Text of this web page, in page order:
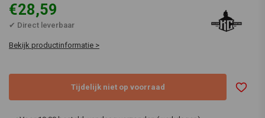
€28,59
✔ Direct leverbaar
Bekijk productinformatie >
Tijdelijk niet op voorraad